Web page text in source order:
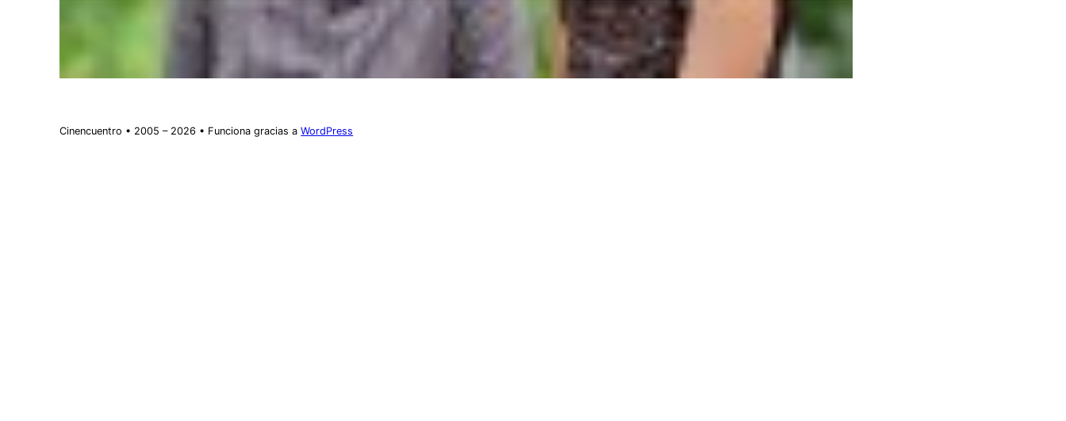
Cinencuentro • 2005 – 2026 • Funciona gracias aWordPress